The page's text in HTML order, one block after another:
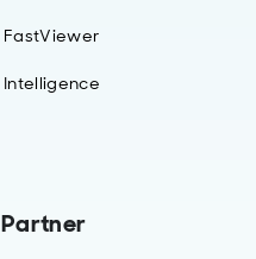
FastViewer
Intelligence
Partner